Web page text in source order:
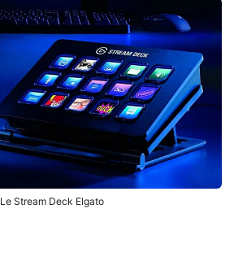
Le Stream Deck Elgato